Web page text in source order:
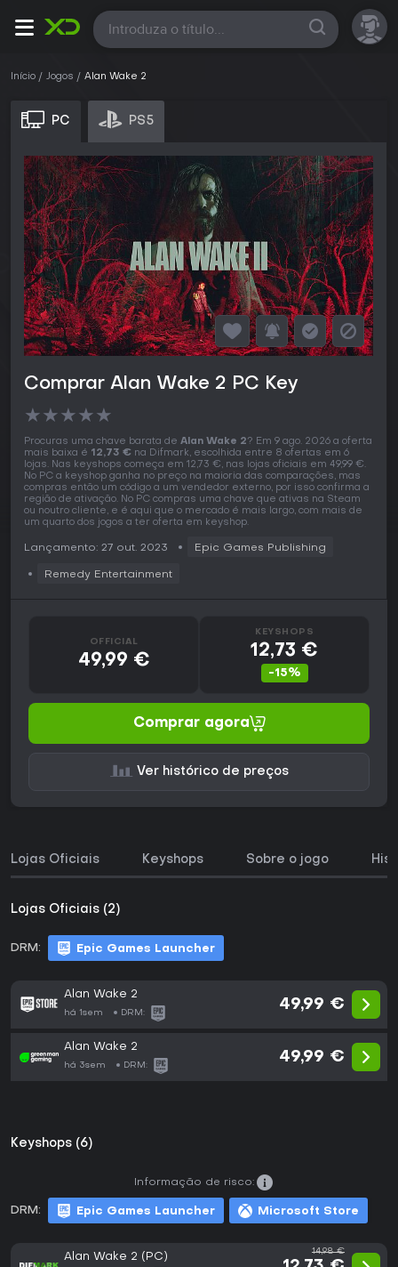
Todas
Início Jogos Alan Wake 2
PC PS5
Comprar Alan Wake 2 PC Key
★★★★★
Procuras uma chave barata de Alan Wake 2? Em 9 ago. 2026 a oferta
mais baixa é 12,73 € na Difmark, escolhida entre 8 ofertas em 6
lojas. Nas keyshops começa em 12,73 €, nas lojas oficiais em 49,99 €.
No PC a keyshop ganha no preço na maioria das comparações, mas
compras então um código a um vendedor externo, por isso confirma a
região de ativação. No PC compras uma chave que ativas na Steam
ou noutro cliente, e é aqui que o mercado é mais largo, com mais de
um quarto dos jogos a ter oferta em keyshop.
Lançamento: 27 out. 2023 Epic Games Publishing
Remedy Entertainment
OFFICIAL
49,99 €
KEYSHOPS
12,73 €
-15%
Comprar agora
Ver histórico de preços
Lojas Oficiais Keyshops Sobre o jogo
Lojas Oficiais (2)
DRM: Epic Games Launcher
Alan Wake 2
há 1sem DRM:
49,99 €
Alan Wake 2
há 3sem DRM:
49,99 €
Keyshops (6)
DRM: Epic Games Launcher Microsoft Store
Informação de risco:
Alan Wake 2 (PC) 14,98 €